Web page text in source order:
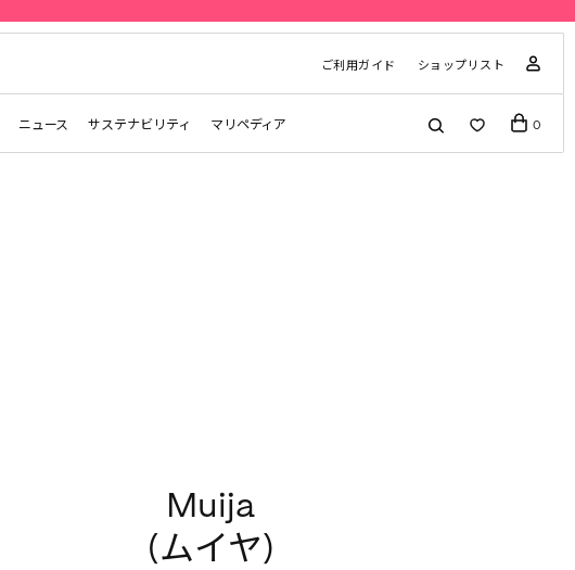
ご利用ガイド ショップリスト
ニュース サステナビリティ マリペディア 0
Muija
(ムイヤ)